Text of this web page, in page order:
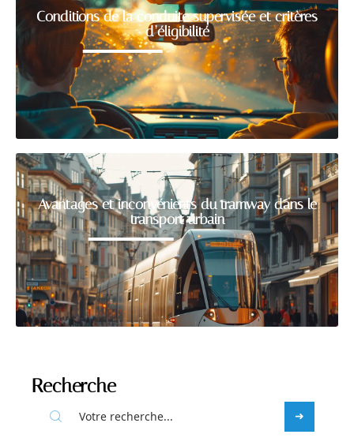
Conditions de la conduite supervisée et critères
d’éligibilité
Avantages et inconvénients du tramway dans le
transport urbain
Recherche